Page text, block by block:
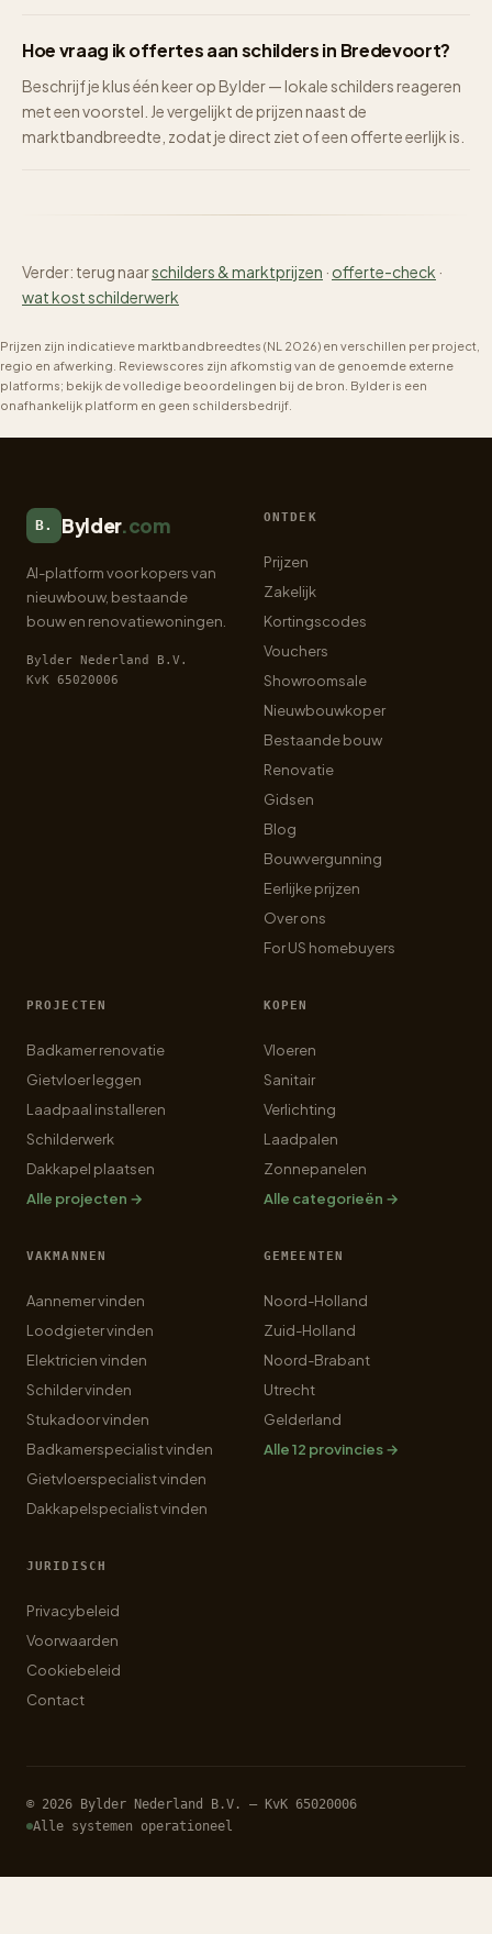
Hoe vraag ik offertes aan schilders in Bredevoort?
Beschrijf je klus één keer op Bylder — lokale schilders reageren
met een voorstel. Je vergelijkt de prijzen naast de
marktbandbreedte, zodat je direct ziet of een offerte eerlijk is.
Verder: terug naarschilders & marktprijzen · offerte-check ·
wat kost schilderwerk
Prijzen zijn indicatieve marktbandbreedtes (NL 2026) en verschillen per project,
regio en afwerking. Reviewscores zijn afkomstig van de genoemde externe
platforms; bekijk de volledige beoordelingen bij de bron. Bylder is een
onafhankelijk platform en geen schildersbedrijf.
B. Bylder.com
AI-platform voor kopers van
nieuwbouw, bestaande
bouw en renovatiewoningen.
Bylder Nederland B.V.
KvK 65020006
ONTDEK
Prijzen
Zakelijk
Kortingscodes
Vouchers
Showroomsale
Nieuwbouwkoper
Bestaande bouw
Renovatie
Gidsen
Blog
Bouwvergunning
Eerlijke prijzen
Over ons
For US homebuyers
PROJECTEN
Badkamer renovatie
Gietvloer leggen
Laadpaal installeren
Schilderwerk
Dakkapel plaatsen
Alle projecten →
KOPEN
Vloeren
Sanitair
Verlichting
Laadpalen
Zonnepanelen
Alle categorieën →
VAKMANNEN
Aannemer vinden
Loodgieter vinden
Elektricien vinden
Schilder vinden
Stukadoor vinden
Badkamerspecialist vinden
Gietvloerspecialist vinden
Dakkapelspecialist vinden
GEMEENTEN
Noord-Holland
Zuid-Holland
Noord-Brabant
Utrecht
Gelderland
Alle 12 provincies →
JURIDISCH
Privacybeleid
Voorwaarden
Cookiebeleid
Contact
© 2026 Bylder Nederland B.V. — KvK 65020006
Alle systemen operationeel